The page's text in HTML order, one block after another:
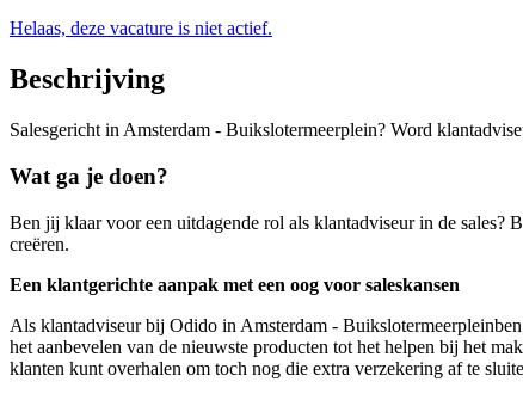
Helaas, deze vacature is niet actief.
Beschrijving
Salesgericht in Amsterdam - Buikslotermeerplein? Word
Wat ga je doen?
Ben jij klaar voor een uitdagende rol als klantadviseur in de
creëren.
Een klantgerichte aanpak met een oog voor saleskansen
Als klantadviseur bij Odido in Amsterdam -
het aanbevelen van de nieuwste producten tot het helpen bij het
klanten kunt overhalen om toch nog die extra verzekering af te